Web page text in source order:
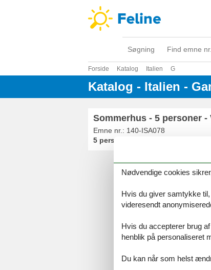
Søgning Find emne nr.
Forside Katalog Italien G
Katalog - Italien -
Sommerhus - 5 personer -
Emne nr.: 140-ISA078
5 personer
©Feline Holidays-
Nødvendige cookies
Hvis du giver samtykke
videresendt
Hvis du accepterer brug
henblik på personaliseret
Du kan når som helst